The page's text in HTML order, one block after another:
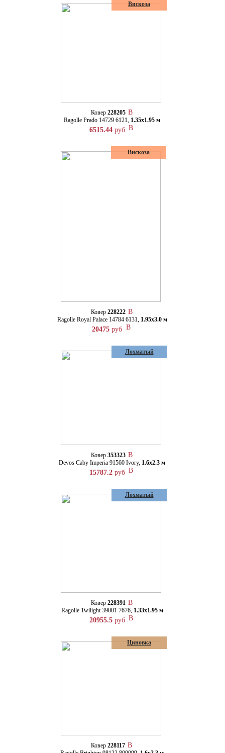
Вискоза
Ковер 228205
Ragolle Prado 14729 6121, 1.35х1.95 м
6515.44руб
Вискоза
Ковер 228222
Ragolle Royal Palace 14784 6131, 1.95х3.0 м
20475 руб
Лохматый
Ковер 353323
Devos Caby Imperia 91560 Ivory, 1.6х2.3 м
15787.2руб
Лохматый
Ковер 228391
Ragolle Twilight 39001 7676, 1.33х1.95 м
20955.5руб
Циновка
Ковер 228117